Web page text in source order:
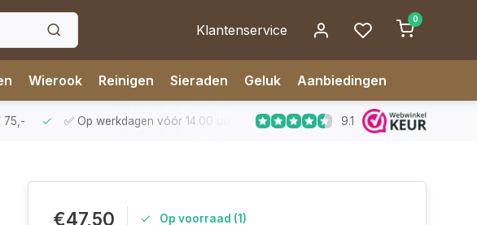
Klantenservice
0
Wierook Reinigen Sieraden Geluk Aanbiedingen
75,- ✅ Op werkdagen vóór 14.00 uur besteld, zelfde dag verzonden
9.1
€47,50 Op voorraad (1)